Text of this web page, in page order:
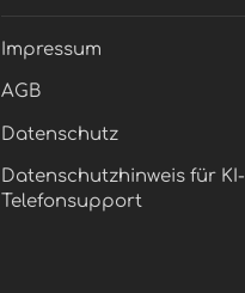
Impressum
AGB
Datenschutz
Datenschutzhinweis für KI-
Telefonsupport